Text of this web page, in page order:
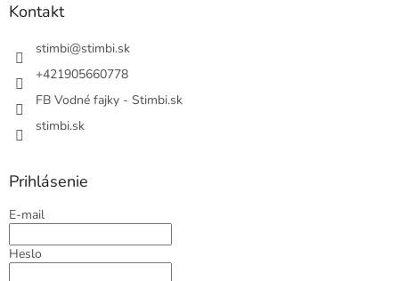
Kontakt
stimbi@stimbi.sk
+421905660778
FB Vodné fajky - Stimbi.sk
stimbi.sk
Prihlásenie
E-mail
Heslo